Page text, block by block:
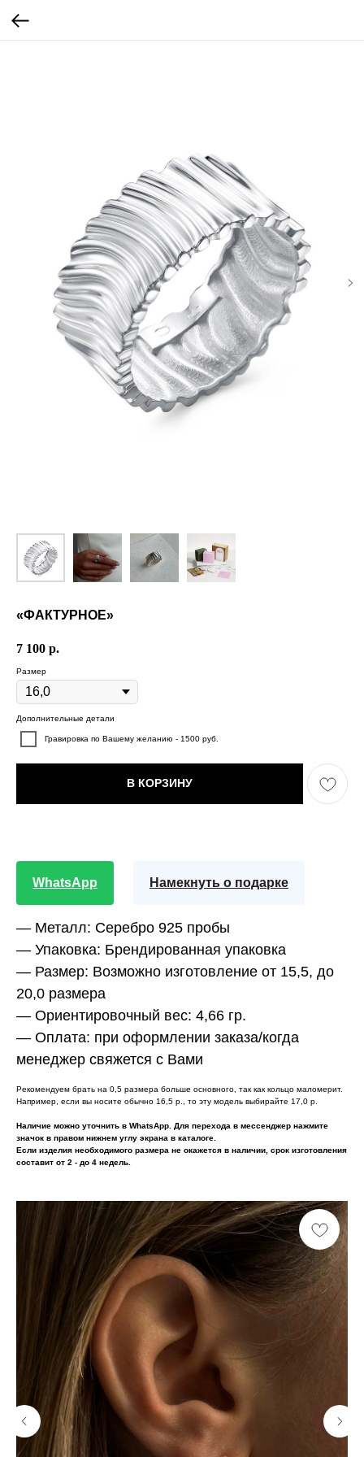
«ФАКТУРНОЕ»
7 100 р.
Размер
Дополнительные детали
Гравировка по Вашему желанию - 1500 руб.
В КОРЗИНУ
WhatsApp Намекнуть о подарке
— Металл: Серебро 925 пробы
— Упаковка: Брендированная упаковка
— Размер: Возможно изготовление от 15,5, до
20,0 размера
— Ориентировочный вес: 4,66 гр.
— Оплата: при оформлении заказа/когда
менеджер свяжется с Вами
Рекомендуем брать на 0,5 размера больше основного, так как кольцо маломерит.
Например, если вы носите обычно 16,5 р., то эту модель выбирайте 17,0 р.
Наличие можно уточнить в WhatsApp. Для перехода в мессенджер нажмите
значок в правом нижнем углу экрана в каталоге.
Если изделия необходимого размера не окажется в наличии, срок изготовления
составит от 2 - до 4 недель.